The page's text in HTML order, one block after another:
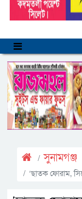
সুনামগঞ্জ
‘ছাতক ফোরাম,